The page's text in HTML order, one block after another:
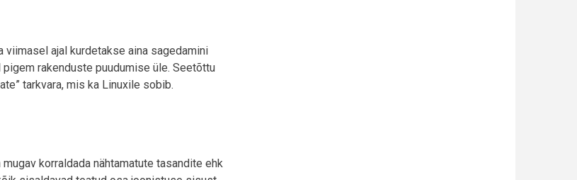
ajal kurdetakse aina sagedamini
rakenduste puudumise üle. Seetõttu
tarkvara, mis ka Linuxile sobib.
korraldada nähtamatute tasandite ehk